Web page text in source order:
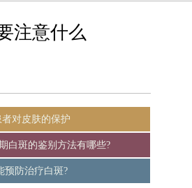
注意什么
者对皮肤的保护
白斑的鉴别方法有哪些?
预防治疗白斑?